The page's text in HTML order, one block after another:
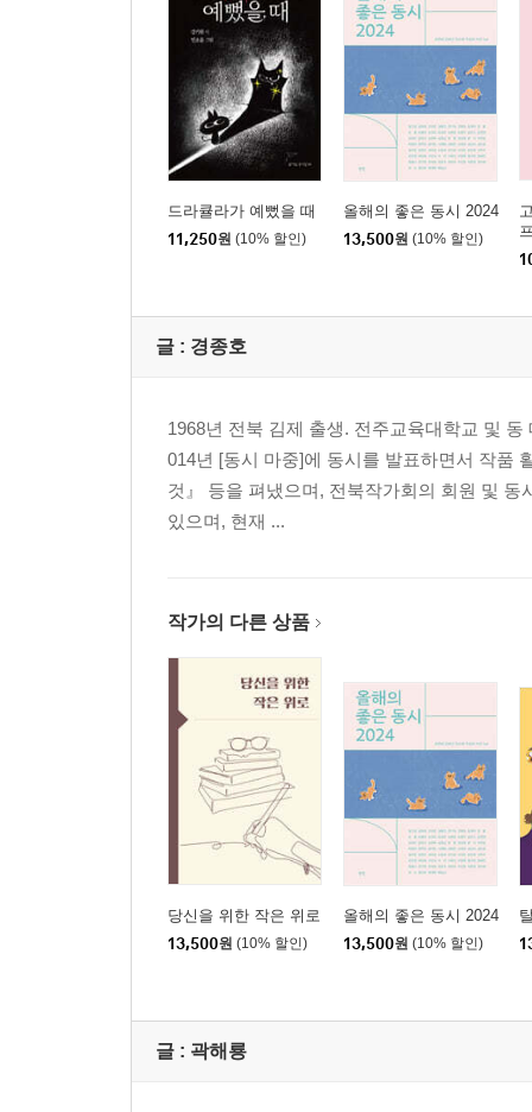
드라큘라가 예뻤을 때
11,250원 (10% 할인)
올해의 좋은 동시 2024
13,500원 (10% 할인)
글 : 경종호
1968년 전북 김제 출생. 전주교육대학교 및
014년 [동시 마중]에 동시를 발표하면서 작품
것』 등을 펴냈으며, 전북작가회의 회원 및 동
있으며, 현재 ...
작가의 다른 상품
당신을 위한 작은 위로
13,500원 (10% 할인)
올해의 좋은 동시 2024
13,500원 (10% 할인)
글 : 곽해룡